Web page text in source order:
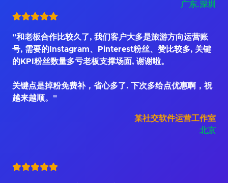
广东.深圳
"和老板合作比较久了, 我们客户大多是旅游方向运营账
号, 需要的Instagram、Pinterest粉丝、赞比较多, 关键
的KPI粉丝数量多亏老板支撑场面, 谢谢啦。
关键点是掉粉免费补，省心多了. 下次多给点优惠啊，祝
越来越顺。"
某社交软件运营工作室
北京